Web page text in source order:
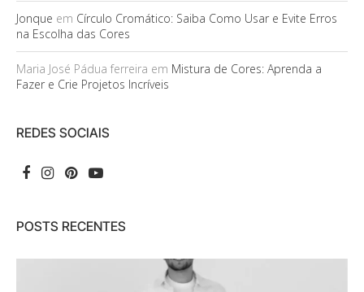
Jonque em Círculo Cromático: Saiba Como Usar e Evite Erros
na Escolha das Cores
Maria José Pádua ferreira em Mistura de Cores: Aprenda a
Fazer e Crie Projetos Incríveis
REDES SOCIAIS
POSTS RECENTES